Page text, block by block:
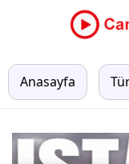
Anasayfa